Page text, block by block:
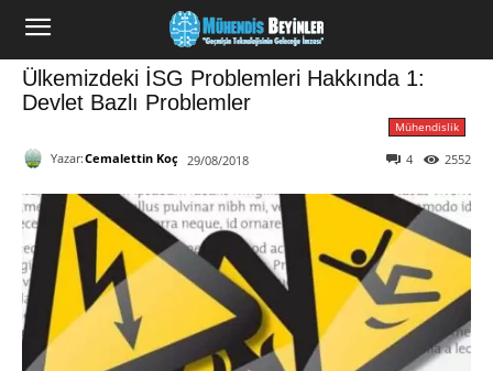
Ülkemizdeki İSG Problemleri Hakkında 1:
Devlet Bazlı Problemler
Mühendislik
Yazar:Cemalettin Koç 29/08/2018 2552
4